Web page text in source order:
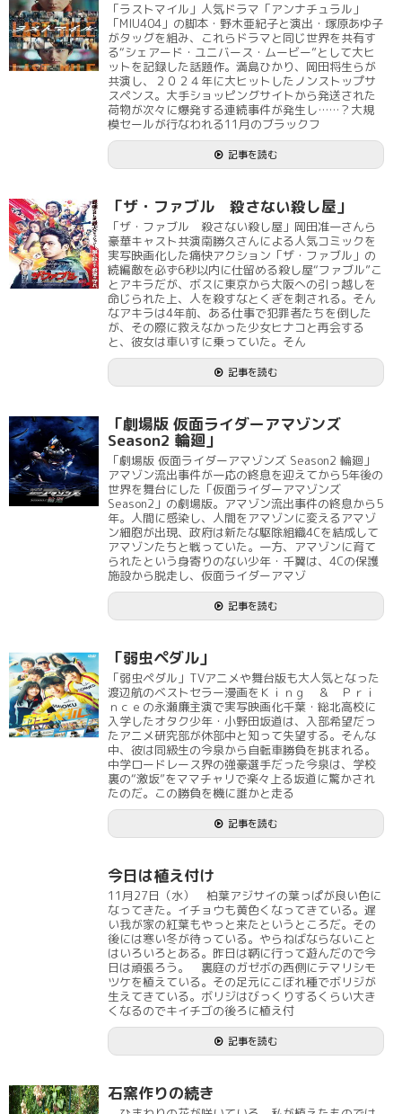
「ラストマイル」人気ドラマ「アンナチュラル」
「MIU404」の脚本・野木亜紀子と演出・塚原あゆ子
がタッグを組み、これらドラマと同じ世界を共有す
る“シェアード・ユニバース・ムービー”として大ヒ
ットを記録した話題作。満島ひかり、岡田将生らが
共演し、２０２４年に大ヒットしたノンストップサ
スペンス。大手ショッピングサイトから発送された
荷物が次々に爆発する連続事件が発生し……？大規
模セールが行なわれる11月のブラックフ
記事を読む
「ザ・ファブル 殺さない殺し屋」
「ザ・ファブル 殺さない殺し屋」岡田准一さんら
豪華キャスト共演南勝久さんによる人気コミックを
実写映画化した痛快アクション「ザ・ファブル」の
続編敵を必ず6秒以内に仕留める殺し屋“ファブル”こ
とアキラだが、ボスに東京から大阪への引っ越しを
命じられた上、人を殺すなとくぎを刺される。そん
なアキラは4年前、ある仕事で犯罪者たちを倒した
が、その際に救えなかった少女ヒナコと再会する
と、彼女は車いすに乗っていた。そん
記事を読む
「劇場版 仮面ライダーアマゾンズ
Season2 輪廻」
「劇場版 仮面ライダーアマゾンズ Season2 輪廻」
アマゾン流出事件が一応の終息を迎えてから5年後の
世界を舞台にした「仮面ライダーアマゾンズ
Season2」の劇場版。アマゾン流出事件の終息から5
年。人間に感染し、人間をアマゾンに変えるアマゾ
ン細胞が出現、政府は新たな駆除組織4Cを結成して
アマゾンたちと戦っていた。一方、アマゾンに育て
られたという身寄りのない少年・千翼は、4Cの保護
施設から脱走し、仮面ライダーアマゾ
記事を読む
「弱虫ペダル」
「弱虫ペダル」TVアニメや舞台版も大人気となった
渡辺航のベストセラー漫画をＫｉｎｇ ＆ Ｐｒｉ
ｎｃｅの永瀬廉主演で実写映画化千葉・総北高校に
入学したオタク少年・小野田坂道は、入部希望だっ
たアニメ研究部が休部中と知って失望する。そんな
中、彼は同級生の今泉から自転車勝負を挑まれる。
中学ロードレース界の強豪選手だった今泉は、学校
裏の“激坂”をママチャリで楽々上る坂道に驚かされ
たのだ。この勝負を機に誰かと走る
記事を読む
今日は植え付け
11月27日（水） 柏葉アジサイの葉っぱが良い色に
なってきた。イチョウも黄色くなってきている。遅
い我が家の紅葉もやっと来たというところだ。その
後には寒い冬が待っている。やらねばならないこと
はいろいろとある。昨日は鞆に行って遊んだので今
日は頑張ろう。 裏庭のガゼボの西側にテマリシモ
ツケを植えている。その足元にこぼれ種でボリジが
生えてきている。ボリジはびっくりするくらい大き
くなるのでキイチゴの後ろに植え付
記事を読む
石窯作りの続き